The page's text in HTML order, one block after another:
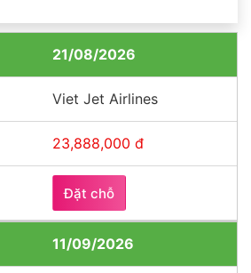
21/08/2026
Viet Jet Airlines
23,888,000 đ
Đặt chỗ
11/09/2026